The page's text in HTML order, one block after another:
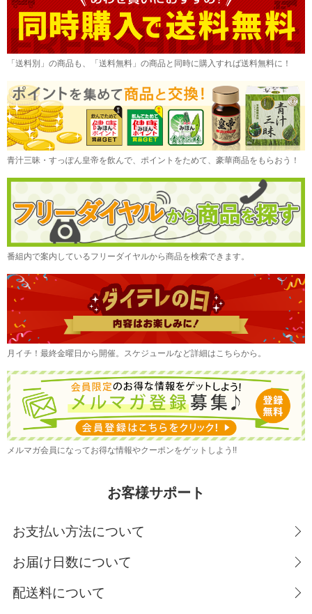
「送料別」の商品も、「送料無料」の商品と同時に購入すれば送料無料に！
青汁三昧・すっぽん皇帝を飲んで、ポイントをためて、豪華商品をもらおう！
番組内で案内しているフリーダイヤルから商品を検索できます。
月イチ！最終金曜日から開催。スケジュールなど詳細はこちらから。
メルマガ会員になってお得な情報やクーポンをゲットしよう!!
お客様サポート
お支払い方法について
お届け日数について
配送料について